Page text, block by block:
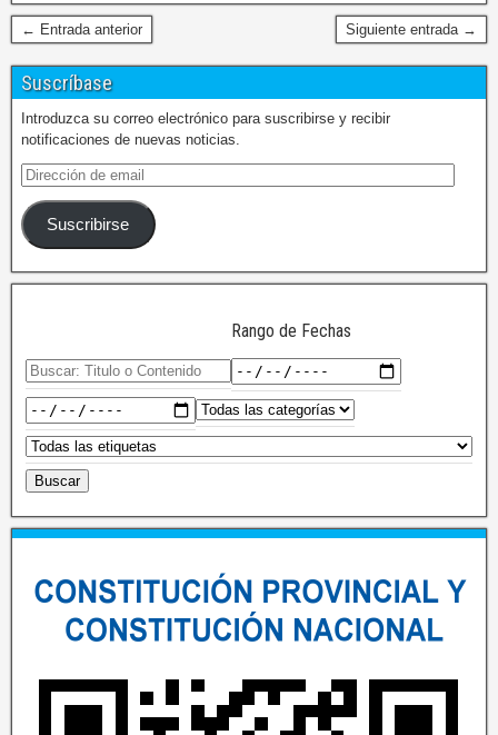
← Entrada anterior Siguiente entrada →
Suscríbase
Introduzca su correo electrónico para suscribirse y recibir
notificaciones de nuevas noticias.
Suscribirse
Rango de Fechas